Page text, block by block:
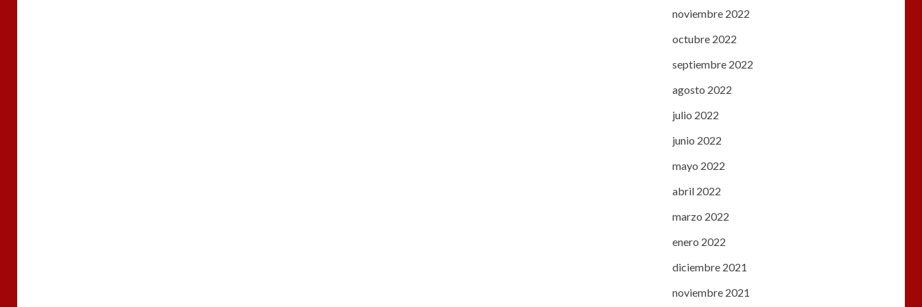
noviembre 2022
octubre 2022
septiembre 2022
agosto 2022
julio 2022
junio 2022
mayo 2022
abril 2022
marzo 2022
enero 2022
diciembre 2021
noviembre 2021